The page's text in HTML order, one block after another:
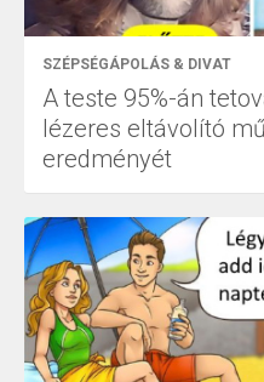
SZÉPSÉGÁPOLÁS & DIVAT
A teste 95%-án
lézeres eltávolító
eredményét